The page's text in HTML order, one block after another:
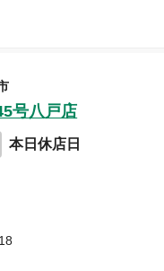
号八戸店
本日休店日